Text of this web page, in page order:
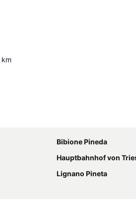
km
Bibione Pineda
Hauptbahnhof von
Lignano Pineta